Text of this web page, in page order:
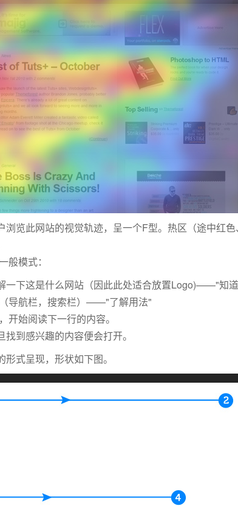
浏览此网站的视觉轨迹，呈一个F型。热区（途中红
般模式：
一下这是什么网站（因此此处适合放置Logo)——"知
导航栏，搜索栏）——"了解用法"
开始阅读下一行的内容。
到感兴趣的内容便会打开。
式呈现，形状如下图。